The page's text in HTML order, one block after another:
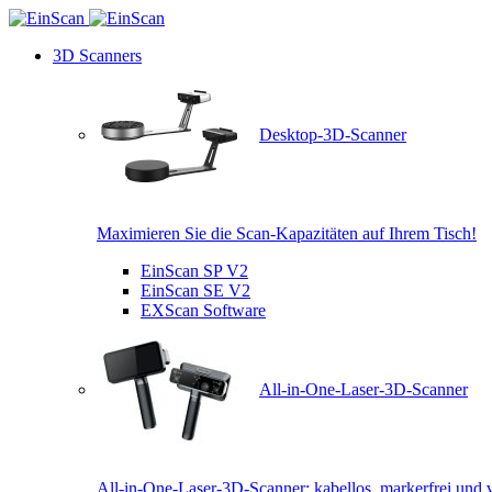
3D Scanners
Desktop-3D-Scanner
Maximieren Sie die Scan-Kapazitäten auf Ihrem Tisch!
EinScan SP V2
EinScan SE V2
EXScan Software
All-in-One-Laser-3D-Scanner
All-in-One-Laser-3D-Scanner: kabellos, markerfrei und